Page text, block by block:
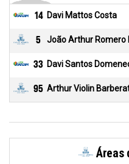
14 Davi Mattos Costa
5 João Arthur Romero
33 Davi Santos
95 Arthur Violin
Áreas